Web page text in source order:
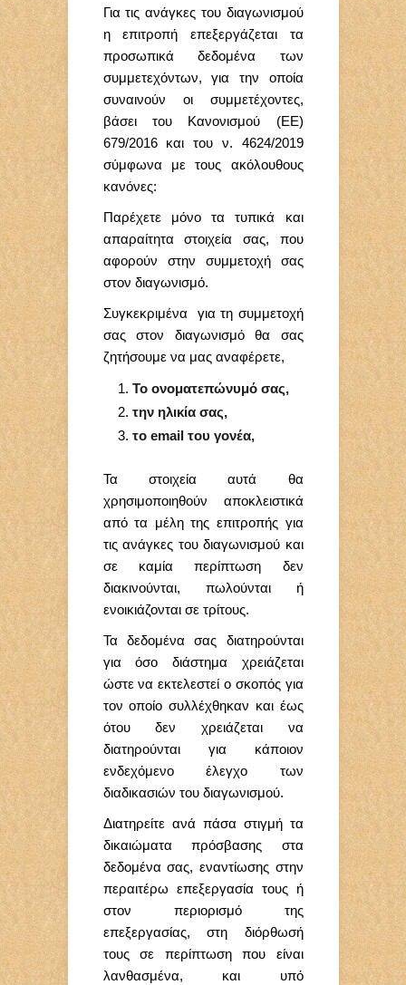
Για τις ανάγκες του διαγωνισμού
η επιτροπή επεξεργάζεται τα
προσωπικά δεδομένα των
συμμετεχόντων, για την οποία
συναινούν οι συμμετέχοντες,
βάσει του Κανονισμού (ΕΕ)
679/2016 και του ν. 4624/2019
σύμφωνα με τους ακόλουθους
κανόνες:
Παρέχετε μόνο τα τυπικά και
απαραίτητα στοιχεία σας, που
αφορούν στην συμμετοχή σας
στον διαγωνισμό.
Συγκεκριμένα για τη συμμετοχή
σας στον διαγωνισμό θα σας
ζητήσουμε να μας αναφέρετε,
Το ονοματεπώνυμό σας,
την ηλικία σας,
το email του γονέα,
Τα στοιχεία αυτά θα
χρησιμοποιηθούν αποκλειστικά
από τα μέλη της επιτροπής για
τις ανάγκες του διαγωνισμού και
σε καμία περίπτωση δεν
διακινούνται, πωλούνται ή
ενοικιάζονται σε τρίτους.
Τα δεδομένα σας διατηρούνται
για όσο διάστημα χρειάζεται
ώστε να εκτελεστεί ο σκοπός για
τον οποίο συλλέχθηκαν και έως
ότου δεν χρειάζεται να
διατηρούνται για κάποιον
ενδεχόμενο έλεγχο των
διαδικασιών του διαγωνισμού.
Διατηρείτε ανά πάσα στιγμή τα
δικαιώματα πρόσβασης στα
δεδομένα σας, εναντίωσης στην
περαιτέρω επεξεργασία τους ή
στον περιορισμό της
επεξεργασίας, στη διόρθωσή
τους σε περίπτωση που είναι
λανθασμένα, και υπό